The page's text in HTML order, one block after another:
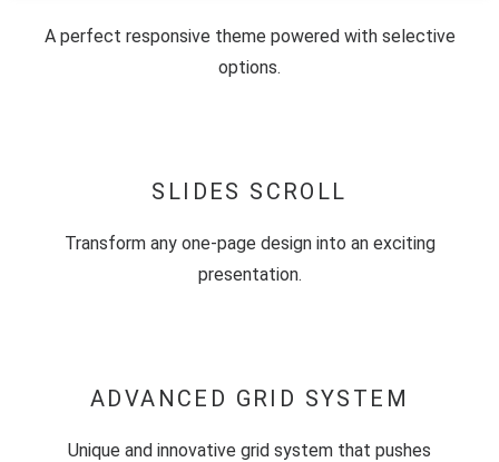
A perfect responsive theme powered with selective
options.
SLIDES SCROLL
Transform any one-page design into an exciting
presentation.
ADVANCED GRID SYSTEM
Unique and innovative grid system that pushes